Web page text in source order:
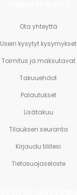
Ota yhteyttä
Usein kysytyt kysymykset
Toimitus ja maksutavat
Takuuehdot
Palautukset
Lisätakuu
Tilauksen seuranta
Kirjaudu tilillesi
Tietosuojaseloste